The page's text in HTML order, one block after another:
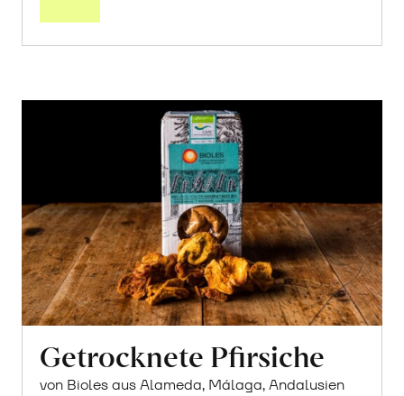
Getrocknete Pfirsiche
von Bioles aus Alameda, Málaga, Andalusien